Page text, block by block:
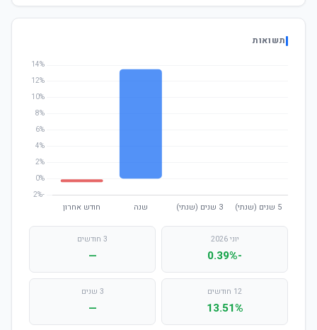
תשואות
יוני 2026
-0.39%
3 חודשים
—
12 חודשים
13.51%
3 שנים
—